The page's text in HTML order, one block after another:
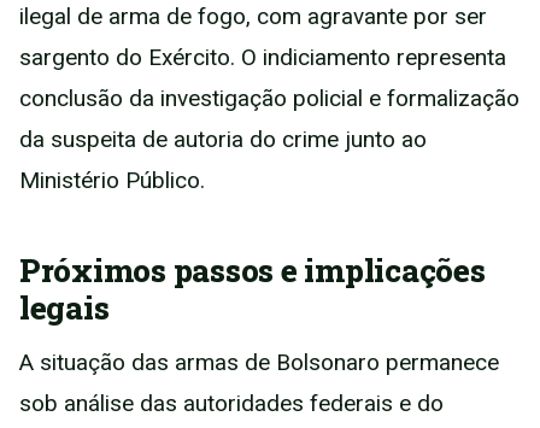
ilegal de arma de fogo, com agravante por ser
sargento do Exército. O indiciamento representa
conclusão da investigação policial e formalização
da suspeita de autoria do crime junto ao
Ministério Público.
Próximos passos e implicações
legais
A situação das armas de Bolsonaro permanece
sob análise das autoridades federais e do